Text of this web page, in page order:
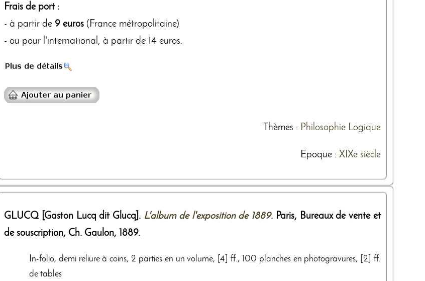
Frais de port :
- à partir de 9 euros (France métropolitaine)
- ou pour l'international, à partir de 14 euros.
Thèmes : Philosophie Logique
Epoque : XIXe siècle
GLUCQ [Gaston Lucq dit Glucq]. L'album de l'exposition de 1889. Paris, Bureaux de vente et
de souscription, Ch. Gaulon, 1889.
In-folio, demi reliure à coins, 2 parties en un volume, [4] ff., 100 planches en photogravures, [2] ff.
de tables